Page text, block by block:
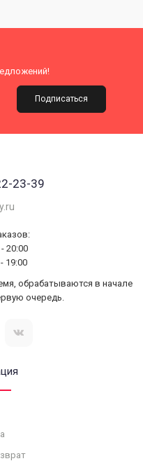
Подписаться
23-39
20:00
19:00
обрабатываются в начале
очередь.